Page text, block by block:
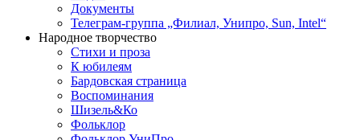
Документы
Телеграм-группа „Филиал, Унипро, Sun, Intel“
Народное творчество
Стихи и проза
К юбилеям
Бардовская страница
Воспоминания
Шизель&Ко
Фольклор